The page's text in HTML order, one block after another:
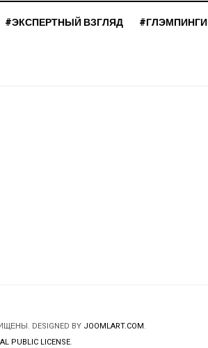
#ЭКСПЕРТНЫЙ ВЗГЛЯД #ГЛЭМПИНГИ
DESIGNED BY JOOMLART.COM.
PUBLIC LICENSE.